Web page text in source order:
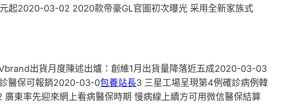
起2020-03-02 ​2020款帝豪GL官圖初次曝光 采用全新家族式
出貨月度陳述出爐：創維1月出貨量降落近五成2020-03-03
醫保可報銷2020-03-0包養站長3 三星工場呈現第4例確診病例韓
東率先迎來網上看病醫保時期 慢病線上續方可用微信醫保結算